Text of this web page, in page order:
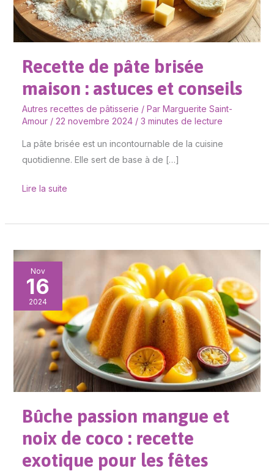
Recette de pâte brisée
maison : astuces et conseils
Autres recettes de pâtisserie / Par Marguerite Saint-
Amour / 22 novembre 2024 / 3 minutes de lecture
La pâte brisée est un incontournable de la cuisine
quotidienne. Elle sert de base à de […]
astuces
et
Lire la suite
Nov
16
2024
Bûche passion mangue et
noix de coco : recette
exotique pour les fêtes
Bûche
passion
mangue
noix
de
coco
:
exotique
les
fêtes